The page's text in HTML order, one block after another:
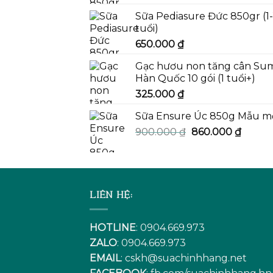
Sữa Pediasure Đức 850gr (1-
tuổi)
650.000 ₫
Gạc hươu non tăng cân
Hàn Quốc 10 gói (1 tuổi+)
325.000 ₫
Sữa Ensure Úc 850g Mẫu
900.000₫ Giá
900.000 ₫.
860.000 ₫Giá
là:
LIÊN HỆ:
HOTLINE: 0904.669.973
ZALO: 0904.669.973
EMAIL: cskh@suachinhhang.net